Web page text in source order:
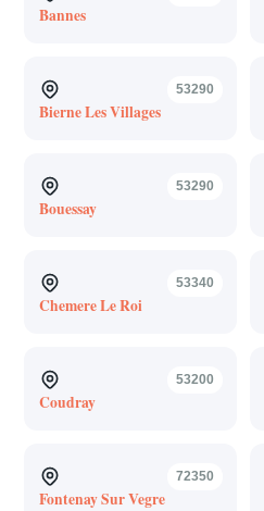
Bannes
53290
Bierne Les Villages
53290
Bouessay
53340
Chemere Le Roi
53200
Coudray
72350
Fontenay Sur Vegre